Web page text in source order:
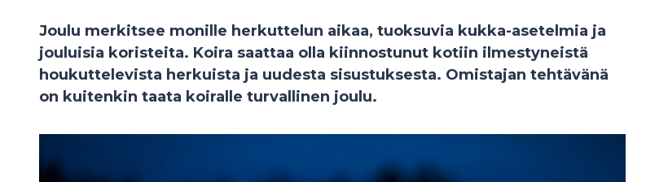
Joulu merkitsee monille herkuttelun aikaa, tuoksuvia kukka-asetelmia ja
jouluisia koristeita. Koira saattaa olla kiinnostunut kotiin ilmestyneistä
houkuttelevista herkuista ja uudesta sisustuksesta. Omistajan tehtävänä
on kuitenkin taata koiralle turvallinen joulu.